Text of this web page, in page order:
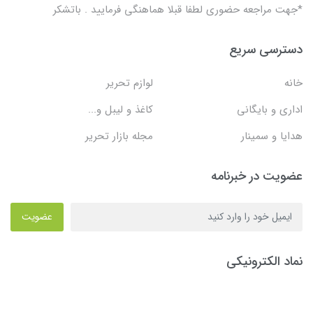
*جهت مراجعه حضوری لطفا قبلا هماهنگی فرمایید . باتشکر
دسترسی سریع
خانه
لوازم تحریر
اداری و بایگانی
کاغذ و لیبل و...
هدایا و سمینار
مجله بازار تحریر
عضویت در خبرنامه
عضویت
نماد الکترونیکی